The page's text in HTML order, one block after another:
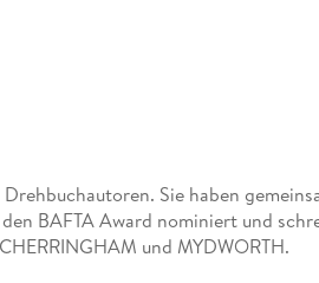
Sie haben
BAFTA Award nominiert und
und MYDWORTH.